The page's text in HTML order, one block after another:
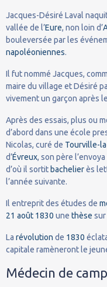
Jacques-Désiré Laval
vallée de l’Eure, non loin d’
bouleversée par les
napoléoniennes.
Il fut nommé Jacques,
maire du village et Désiré
vivement un garçon après
Après des essais, plus ou
d’abord dans une école
Nicolas, curé de Tourville-
d’Évreux, son père
d’où il sortit bachelierès
l’année suivante.
Il entreprit des études de
21 août 1830 une thèse sur
La révolution de 1830
capitale ramèneront le
Médecin de